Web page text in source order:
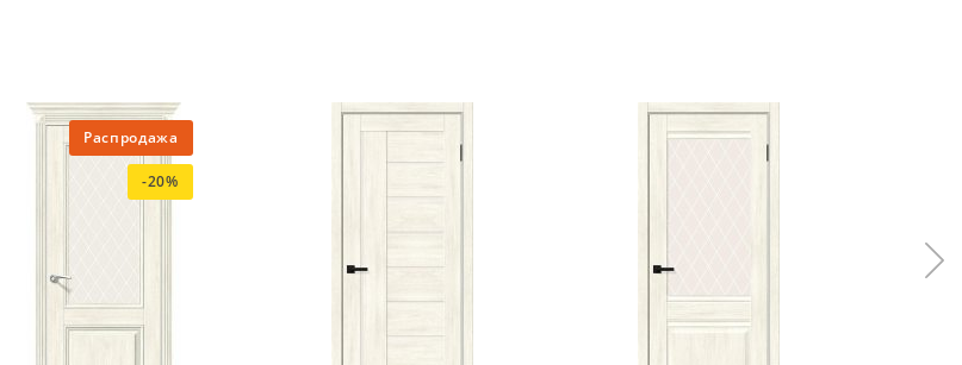
Распродажа
-20%